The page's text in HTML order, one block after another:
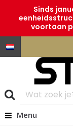
Sinds
voortaan
Menu